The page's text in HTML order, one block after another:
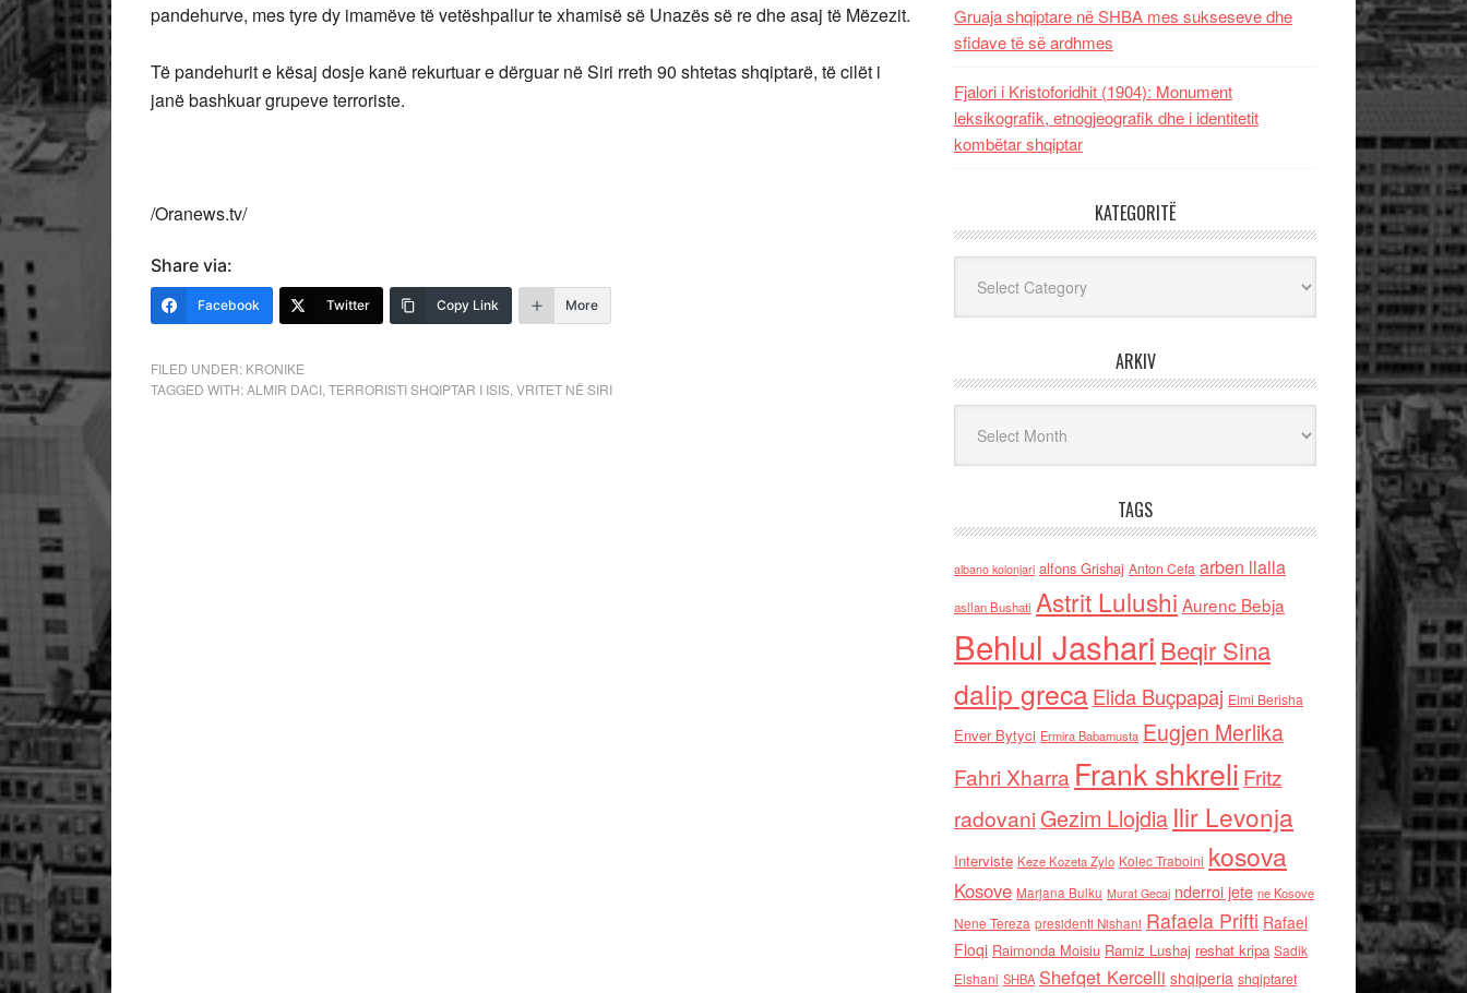
pandehurve, mes tyre dy imamëve të vetëshpallur te xhamisë së Unazës së re dhe asaj të Mëzezit.
Të pandehurit e kësaj dosje kanë rekurtuar e dërguar në Siri rreth 90 shtetas shqiptarë, të cilët i
janë bashkuar grupeve terroriste.
/Oranews.tv/
Share via:
Facebook Twitter Copy Link More
FILED UNDER: KRONIKE
TAGGED WITH:ALMIR DACI TERRORISTI SHQIPTAR I ISIS VRITET NË SIRI
Gruaja shqiptare në SHBA mes sukseseve dhe
sfidave të së ardhmes
Fjalori i Kristoforidhit (1904): Monument
leksikografik, etnogjeografik dhe i identitetit
kombëtar shqiptar
KATEGORITË
ARKIV
TAGS
albano kolonjari alfons Grishaj Anton Cefa arben llalla
asllan Bushati Astrit Lulushi Aurenc Bebja
Behlul Jashari Beqir Sina
dalip grecaElida Buçpapaj Elmi Berisha
Enver Bytyci Ermira Babamusta Eugjen Merlika
Fahri Xharra Frank shkreli Fritz
radovaniGezim Llojdia Ilir Levonja
Interviste Keze Kozeta Zylo Kolec Traboini kosova
Kosove Marjana Bulku Murat Gecaj nderroi jete ne Kosove
Nene Tereza presidenti Nishani Rafaela Prifti Rafael
Floqi Raimonda Moisiu Ramiz Lushaj reshat kripa Sadik
Elshani SHBA Shefqet Kercelli shqiperia shqiptaret